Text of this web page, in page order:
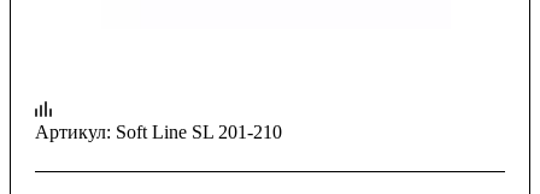
Артикул: Soft Line SL 201-210